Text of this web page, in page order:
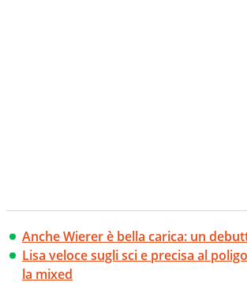
Anche Wierer è bella carica: un
Lisa veloce sugli sci e precisa al
la mixed